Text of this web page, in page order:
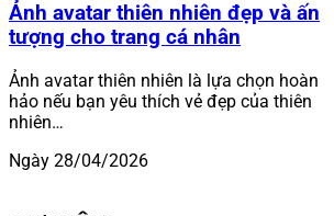
Ảnh avatar thiên nhiên đẹp và ấn
tượng cho trang cá nhân
Ảnh avatar thiên nhiên là lựa chọn hoàn
hảo nếu bạn yêu thích vẻ đẹp của thiên
nhiên…
Ngày 28/04/2026